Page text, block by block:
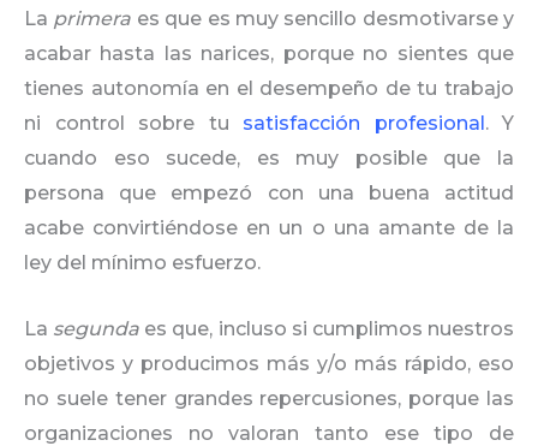
La primera es que es muy sencillo desmotivarse y
acabar hasta las narices, porque no sientes que
tienes autonomía en el desempeño de tu trabajo
ni control sobre tu satisfacción profesional . Y
cuando eso sucede, es muy posible que la
persona que empezó con una buena actitud
acabe convirtiéndose en un o una amante de la
ley del mínimo esfuerzo.
La segunda es que, incluso si cumplimos nuestros
objetivos y producimos más y/o más rápido, eso
no suele tener grandes repercusiones, porque las
organizaciones no valoran tanto ese tipo de